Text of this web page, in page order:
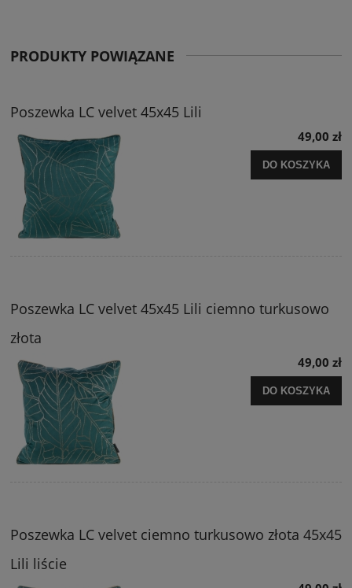
PRODUKTY POWIĄZANE
Poszewka LC velvet 45x45 Lili
49,00 zł
DO KOSZYKA
Poszewka LC velvet 45x45 Lili ciemno turkusowo
złota
49,00 zł
DO KOSZYKA
Poszewka LC velvet ciemno turkusowo złota 45x45
Lili liście